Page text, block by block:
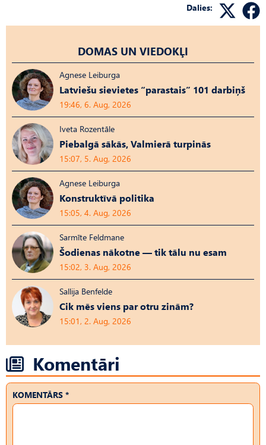
Dalies:
DOMAS UN VIEDOKĻI
Agnese Leiburga
Latviešu sievietes “parastais” 101 darbiņš
19:46, 6. Aug, 2026
Iveta Rozentāle
Piebalgā sākās, Valmierā turpinās
15:07, 5. Aug, 2026
Agnese Leiburga
Konstruktīvā politika
15:05, 4. Aug, 2026
Sarmīte Feldmane
Šodienas nākotne — tik tālu nu esam
15:02, 3. Aug, 2026
Sallija Benfelde
Cik mēs viens par otru zinām?
15:01, 2. Aug, 2026
Komentāri
KOMENTĀRS *